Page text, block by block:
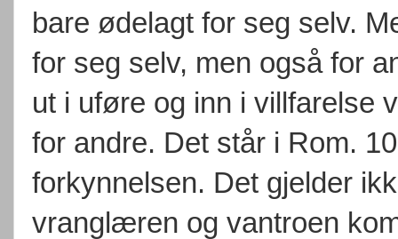
bare ødelagt for seg selv.
for seg selv, men også for
ut i uføre og inn i villfarelse
for andre. Det står i Rom.
forkynnelsen. Det gjelder
vranglæren og vantroen